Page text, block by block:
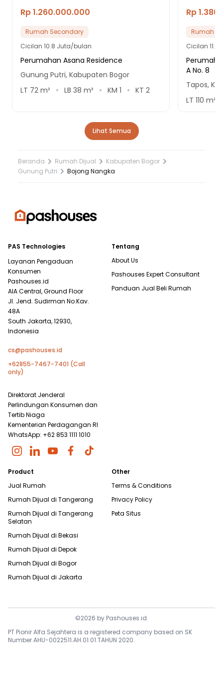
Rp 1.260.000.000
Rumah Secondary
Cicilan 10.8 Juta/bulan
Perumahan Asana Residence
Gunung Putri, Kabupaten Bogor
LT 72 m² LB 38 m² KM 1 KT 2
Rp
Rumah
Cicilan
A No. 8
Tapos,
LT 110 m²
Lihat Semua
Beranda Rumah Dijual
Kabupaten Bogor
Gunung Putri
Bojong Nangka
PAS Technologies
Layanan Pengaduan
Konsumen
Pashouses.id
AIA Central, Ground Floor
Jl. Jend. Sudirman No.Kav.
48A
South Jakarta, 12930,
Indonesia
cs@pashouses.id
+62855-7467-7401 (Call
only)
Direktorat Jenderal
Perlindungan Konsumen dan
Tertib Niaga
Kementerian Perdagangan RI
WhatsApp: +62 853 1111 1010
Tentang
About Us
Pashouses Expert Consultant
Panduan Jual Beli Rumah
Product
Jual Rumah
Rumah Dijual di Tangerang
Rumah Dijual di Tangerang
Selatan
Rumah Dijual di Bekasi
Rumah Dijual di Depok
Rumah Dijual di Bogor
Rumah Dijual di Jakarta
Other
Terms & Conditions
Privacy Policy
Peta Situs
©2026 by Pashouses.id.
PT Pionir Alfa Sejahtera is a registered company based on SK
Number AHU-0022511.AH.01.01.TAHUN 2020.